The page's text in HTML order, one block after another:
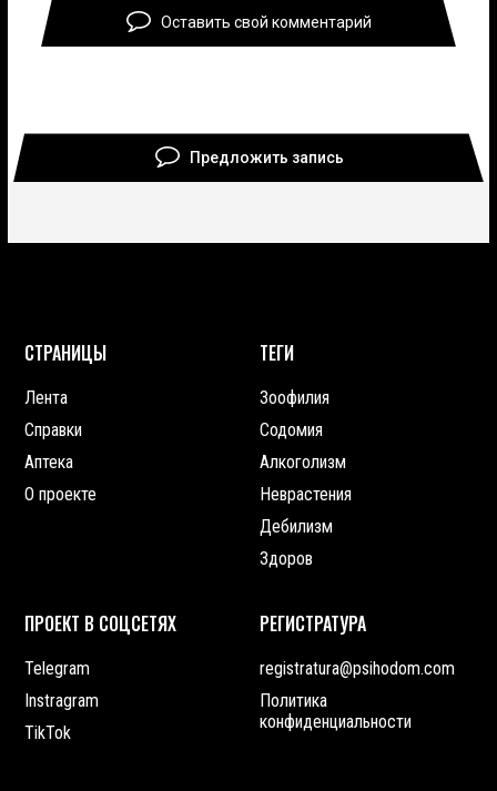
Оставить свой комментарий
Предложить запись
СТРАНИЦЫ
Лента
Справки
Аптека
О проекте
ТЕГИ
Зоофилия
Содомия
Алкоголизм
Неврастения
Дебилизм
Здоров
ПРОЕКТ В СОЦСЕТЯХ
Telegram
Instragram
TikTok
РЕГИСТРАТУРА
registratura@psihodom.com
Политика
конфиденциальности